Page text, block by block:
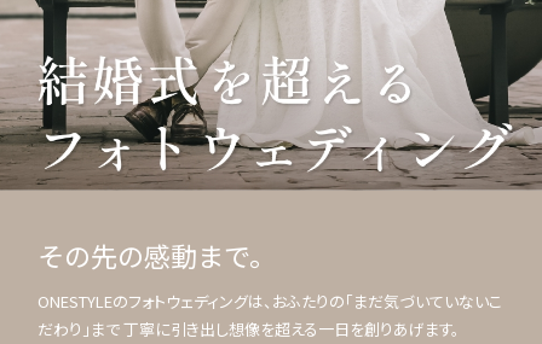
その先の感動まで。
ONESTYLEのフォトウェディングは、おふたりの「まだ気づいていないこ
だわり」まで 丁寧に引き出し想像を超える一日を創りあげます。